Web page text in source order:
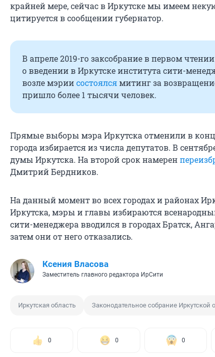
крайней мере, сейчас в Иркутске мы имеем
цитируется в сообщении губернатор.
В апреле 2019-го заксобрание в первом чтении
о введении в Иркутске института сити-
возле мэриисостоялсямитинг за
пришло более 1 тысячи человек.
Прямые выборы мэра Иркутска отменили в конце
города избирается из числа депутатов. В
думы Иркутска. На второй срок намерен
Дмитрий Бердников.
На данный момент во всех городах и районах
Иркутска, мэры и главы избираются
сити-менеджера вводился в городах Братск,
затем они от него отказались.
Ксения Власова
Заместитель главного редактора ИрСити
Иркутская область Законодательное собрание Иркутской
0 0 0